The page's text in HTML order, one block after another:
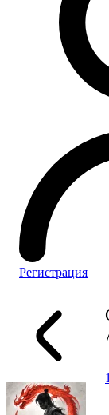
Регистрация
1